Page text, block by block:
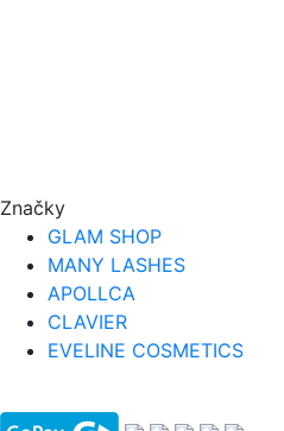
Značky
GLAM SHOP
MANY LASHES
APOLLCA
CLAVIER
EVELINE COSMETICS